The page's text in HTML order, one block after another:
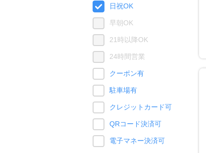
日祝OK
早朝OK
21時以降OK
24時間営業
クーポン有
駐車場有
クレジットカード可
QRコード決済可
電子マネー決済可